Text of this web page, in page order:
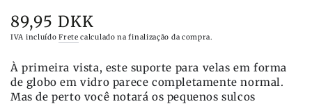
Preço
89,95 DKK
IVA incluídoFrete calculado na finalização da compra.
À primeira vista, este suporte para velas em forma
de globo em vidro parece completamente normal.
Mas de perto você notará os pequenos sulcos